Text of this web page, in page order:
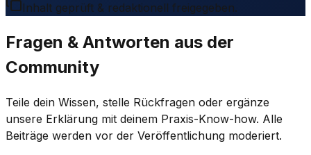
Inhalt geprüft & redaktionell freigegeben.
Fragen & Antworten aus der
Community
Teile dein Wissen, stelle Rückfragen oder ergänze
unsere Erklärung mit deinem Praxis-Know-how. Alle
Beiträge werden vor der Veröffentlichung moderiert.